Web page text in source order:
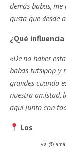
demás babas,
gusta que desde
¿Qué
«De no haber
babas tutsipop y
grandes cuando
nuestra amistad,
aquí junto con
via
Los